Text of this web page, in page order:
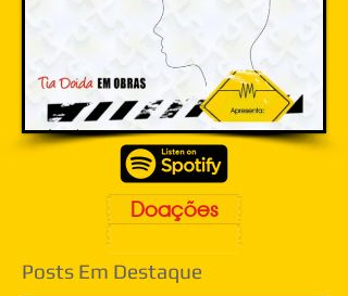
Doações
Posts Em Destaque